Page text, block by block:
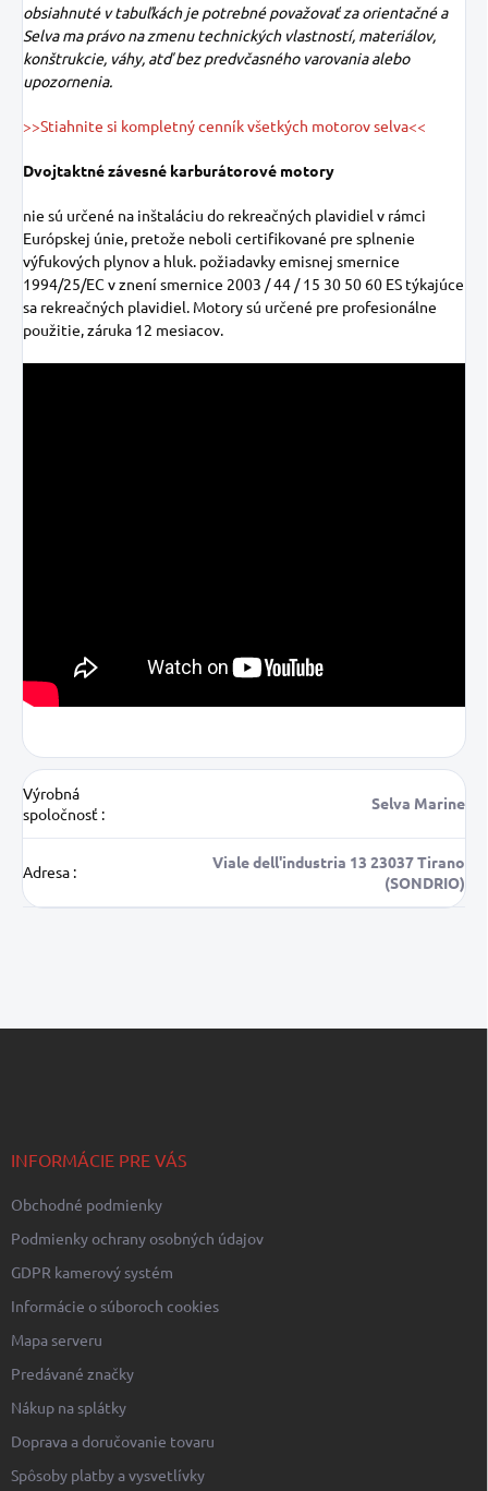
obsiahnuté v tabuľkách je potrebné považovať za orientačné a
Selva ma právo na zmenu technických vlastností, materiálov,
konštrukcie, váhy, atď bez predvčasného varovania alebo
upozornenia.
>>Stiahnite si kompletný cenník všetkých motorov selva<<
Dvojtaktné závesné karburátorové motory
nie sú určené na inštaláciu do rekreačných plavidiel v rámci
Európskej únie, pretože neboli certifikované pre splnenie
výfukových plynov a hluk. požiadavky emisnej smernice
1994/25/EC v znení smernice 2003 / 44 / 15 30 50 60 ES týkajúce
sa rekreačných plavidiel. Motory sú určené pre profesionálne
použitie, záruka 12 mesiacov.
Výrobná
spoločnosť :
Selva Marine
Adresa :
Viale dell'industria 13 23037 Tirano
(SONDRIO)
INFORMÁCIE PRE VÁS
Obchodné podmienky
Podmienky ochrany osobných údajov
GDPR kamerový systém
Informácie o súboroch cookies
Mapa serveru
Predávané značky
Nákup na splátky
Doprava a doručovanie tovaru
Spôsoby platby a vysvetlívky